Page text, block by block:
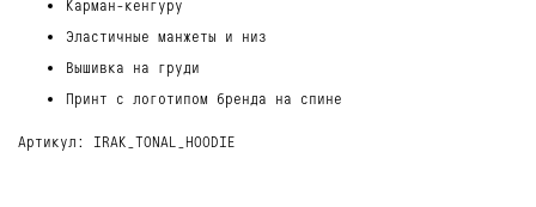
Карман-кенгуру
Эластичные манжеты и низ
Вышивка на груди
Принт с логотипом бренда на спине
Артикул: IRAK_TONAL_HOODIE